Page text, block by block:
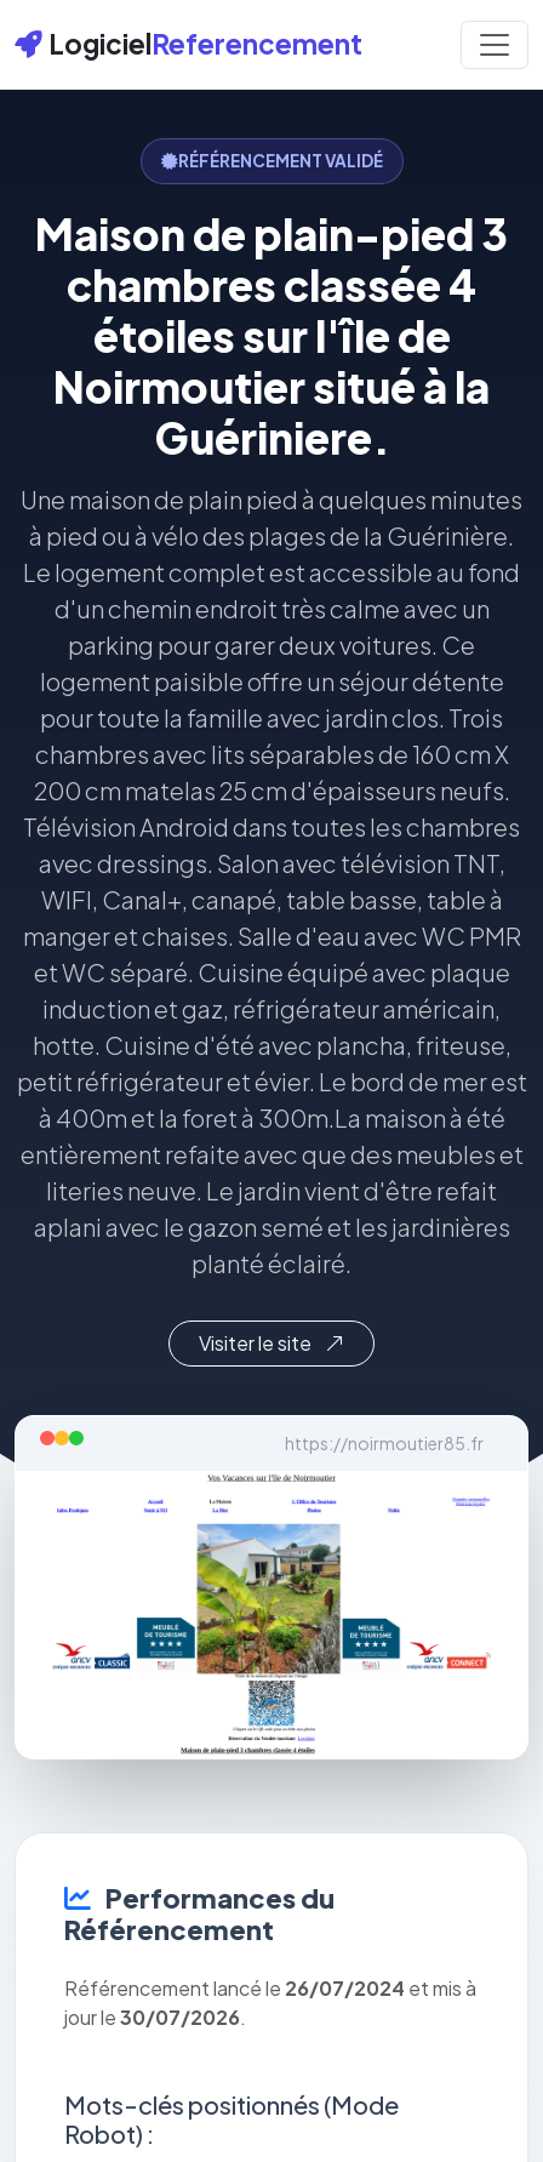
LogicielReferencement
RÉFÉRENCEMENT VALIDÉ
Maison de plain-pied 3
chambres classée 4
étoiles sur l'île de
Noirmoutier situé à la
Guériniere.
Une maison de plain pied à quelques minutes
à pied ou à vélo des plages de la Guérinière.
Le logement complet est accessible au fond
d'un chemin endroit très calme avec un
parking pour garer deux voitures. Ce
logement paisible offre un séjour détente
pour toute la famille avec jardin clos. Trois
chambres avec lits séparables de 160 cm X
200 cm matelas 25 cm d'épaisseurs neufs.
Télévision Android dans toutes les chambres
avec dressings. Salon avec télévision TNT,
WIFI, Canal+, canapé, table basse, table à
manger et chaises. Salle d'eau avec WC PMR
et WC séparé. Cuisine équipé avec plaque
induction et gaz, réfrigérateur américain,
hotte. Cuisine d'été avec plancha, friteuse,
petit réfrigérateur et évier. Le bord de mer est
à 400m et la foret à 300m.La maison à été
entièrement refaite avec que des meubles et
literies neuve. Le jardin vient d'être refait
aplani avec le gazon semé et les jardinières
planté éclairé.
Visiter le site
https://noirmoutier85.fr
Performances du
Référencement
Référencement lancé le 26/07/2024 et mis à
jour le30/07/2026.
Mots-clés positionnés (Mode
Robot) :